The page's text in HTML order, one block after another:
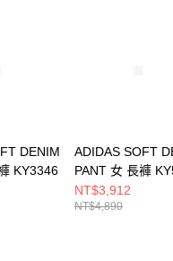
DENIM
KY3346
ADIDAS SOFT
PANT 女 長褲
NT$3,912
NT$4,890